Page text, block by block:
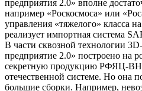
предприятия 2.0» вполне
например «Роскосмоса» или
управления «тяжелого» класса
реализует импортная система
В части сквозной технологии
предприятие 2.0» построено на
секретную продукцию РФЯЦ-
отечественной системе. Но она
большие сборки. Например,